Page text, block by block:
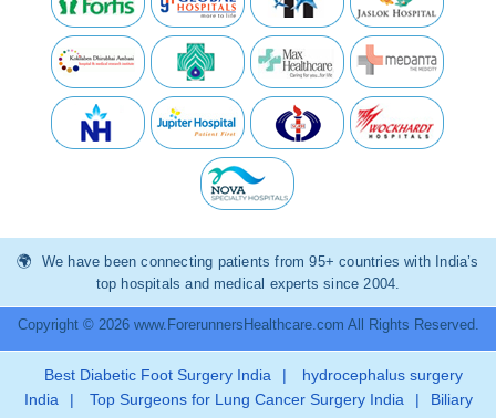
We have been connecting patients from 95+ countries with India’s
top hospitals and medical experts since 2004.
Copyright © 2026 www.ForerunnersHealthcare.com All Rights Reserved.
Best Diabetic Foot Surgery India |
hydrocephalus surgery
India
| Top Surgeons for Lung Cancer Surgery India |
Biliary